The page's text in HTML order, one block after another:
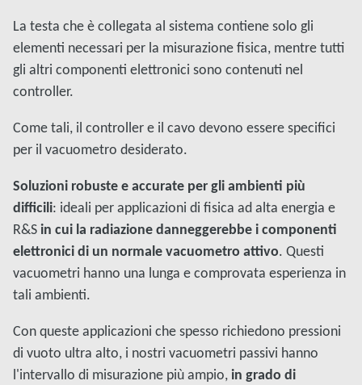
La testa che è collegata al sistema contiene solo gli
elementi necessari per la misurazione fisica, mentre tutti
gli altri componenti elettronici sono contenuti nel
controller.
Come tali, il controller e il cavo devono essere specifici
per il vacuometro desiderato.
Soluzioni robuste e accurate per gli ambienti più
difficili: ideali per applicazioni di fisica ad alta energia e
R&Sin cui la radiazione danneggerebbe i componenti
elettronici di un normale vacuometro attivo. Questi
vacuometri hanno una lunga e comprovata esperienza in
tali ambienti.
Con queste applicazioni che spesso richiedono pressioni
di vuoto ultra alto, i nostri vacuometri passivi hanno
l'intervallo di misurazione più ampio,in grado di